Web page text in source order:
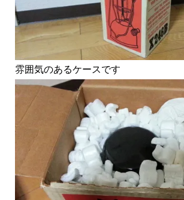
雰囲気のあるケースです